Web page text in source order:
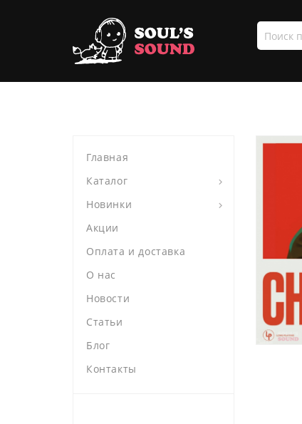
Поиск
по
сайту
Главная
Каталог
Новинки
Акции
Оплата и доставка
О нас
Новости
Статьи
Блог
Контакты